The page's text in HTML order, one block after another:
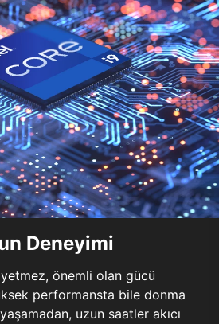
Deneyimi
önemli olan gücü
performansta bile donma
uzun saatler akıcı